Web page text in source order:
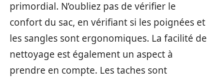
primordial. N’oubliez pas de vérifier le
confort du sac, en vérifiant si les poignées et
les sangles sont ergonomiques. La facilité de
nettoyage est également un aspect à
prendre en compte. Les taches sont